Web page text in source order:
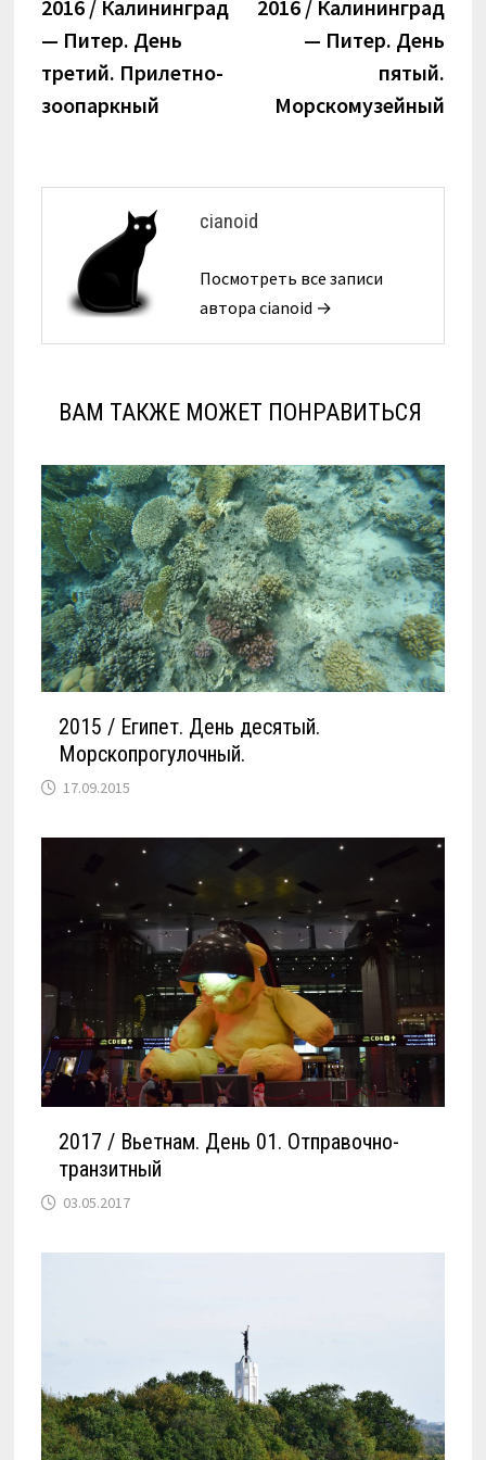
по
записям
2016 / Калининград
— Питер. День
третий. Прилетно-
зоопаркный
2016 / Калининград
— Питер. День
пятый.
Морскомузейный
cianoid
Посмотреть все записи
автора cianoid →
ВАМ ТАКЖЕ МОЖЕТ ПОНРАВИТЬСЯ
2015 / Египет. День десятый.
Морскопрогулочный.
17.09.2015
2017 / Вьетнам. День 01. Отправочно-
транзитный
03.05.2017